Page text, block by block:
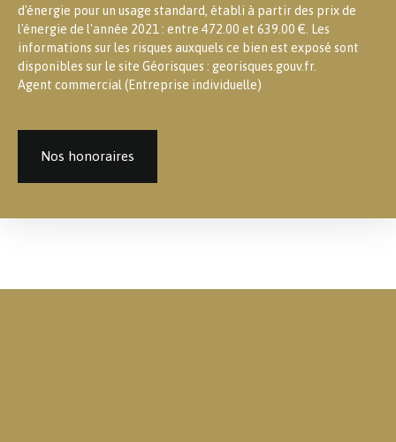
d'énergie pour un usage standard, établi à partir des prix de
l'énergie de l'année 2021 : entre 472.00 et 639.00 €. Les
informations sur les risques auxquels ce bien est exposé sont
disponibles sur le site Géorisques : georisques.gouv.fr.
Agent commercial (Entreprise individuelle)
Nos honoraires